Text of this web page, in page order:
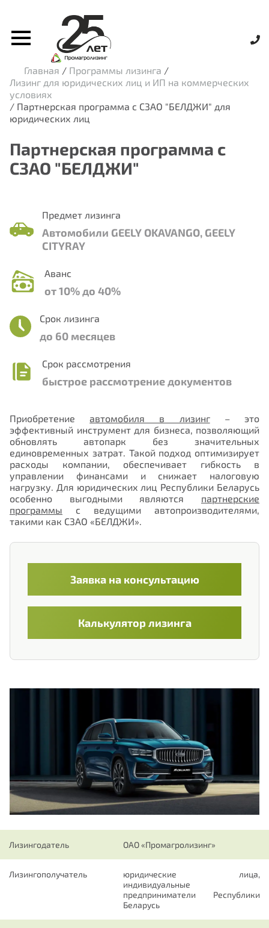
Главная / Программы лизинга /
Лизинг для юридических лиц и ИП на коммерческих
условиях
/ Партнерская программа с СЗАО "БЕЛДЖИ" для
юридических лиц
Партнерская программа с
СЗАО "БЕЛДЖИ"
Приобретениеавтомобиля в лизинг– это
эффективный инструмент для бизнеса, позволяющий
обновлять автопарк без значительных
единовременных затрат. Такой подход оптимизирует
расходы компании, обеспечивает гибкость в
управлении финансами и снижает налоговую
нагрузку. Для юридических лиц Республики Беларусь
особенно выгодными являются партнерские
программы с ведущими автопроизводителями,
такими как СЗАО «БЕЛДЖИ».
Заявка на консультацию
Калькулятор лизинга
Предмет лизинга
Автомобили GEELY OKAVANGO, GEELY
CITYRAY
Аванс
от 10% до 40%
Срок лизинга
до 60 месяцев
Срок рассмотрения
быстрое рассмотрение документов
Лизингодатель ОАО «Промагролизинг»
Лизингополучатель
юридические лица,
индивидуальные
предприниматели Республики
Беларусь
Нужна консультация или помощь с
выбором программы?
Выберите направление лизинга, которое Вас
интересует:
Лизинг для юридических лиц
Лизинг по государственным программам
Механизмы поддержки экспорта
Номер телефона
Belarus
+375